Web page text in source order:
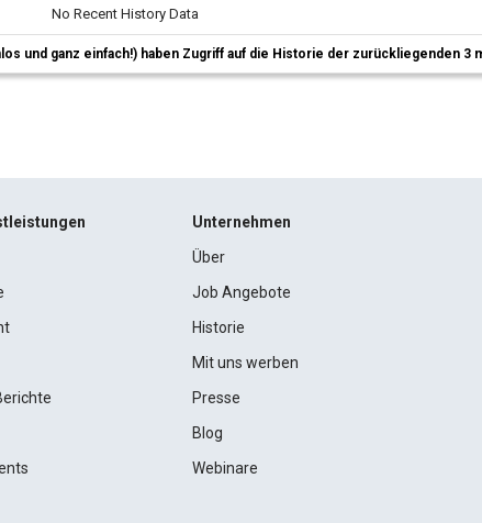
No Recent History Data
und ganz einfach!) haben Zugriff auf die Historie der zurückliegenden 3
Unternehmen
Über
Job Angebote
Historie
Mit uns werben
Presse
Blog
Webinare